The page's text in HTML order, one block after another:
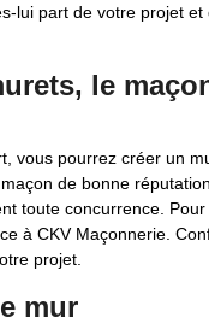
lui part de votre projet
le
vous pourrez créer un
de bonne
toute concurrence.
à CKV Maçonnerie.
projet.
mur